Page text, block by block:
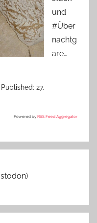
und
#Über
nachtg
are…
Published: 27.
Powered by RSS Feed Aggregator